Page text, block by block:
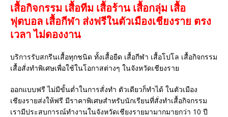
เสื้อกิจกรรม เสื้อทีม เสื้อร้าน เสื้อกลุ่ม เสื้อ
ฟุตบอล เสื้อกีฬา ส่งฟรีในตัวเมืองเชียงราย ตรง
เวลา ไม่ดองงาน
บริการรับสกรีนเสื้อทุกชนิด ทั้งเสื้อยืด เสื้อกีฬา เสื้อโปโล เสื้อกิจกรรม
เสื้อสั่งทำพิเศษเพื่อใช้ในโอกาสต่างๆ ในจังหวัดเชียงราย
ออกแบบฟรี ไม่มีขั้นต่ำในการสั่งทำ ตัวเดียวก็ทำได้ ในตัวเมือง
เชียงรายส่งให้ฟรี มีราคาพิเศษสำหรับนักเรียนที่สั่งทำเสื้อกิจกรรม
เรามีประสบการณ์ทำงานในจังหวัดเชียงรายมามากมายกว่า 10 ปี